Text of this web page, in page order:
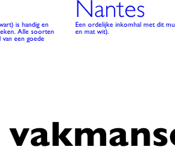
is handig en
Alle soorten
een goede
Nantes
Een ordelijke inkomhal met dit
en mat wit).